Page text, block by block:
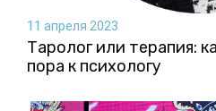
11 апреля 2023
Таролог или терапия:
пора к психологу